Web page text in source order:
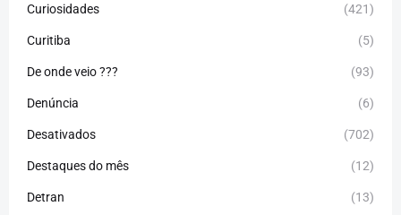
Curiosidades (421)
Curitiba (5)
De onde veio ??? (93)
Denúncia (6)
Desativados (702)
Destaques do mês (12)
Detran (13)